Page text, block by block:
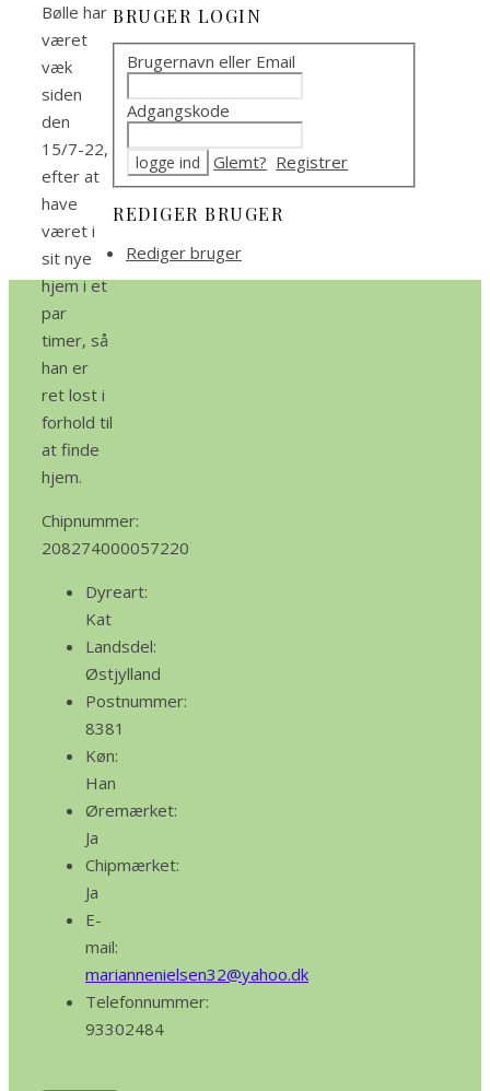
Bølle har
været
væk
siden
den
15/7-22,
efter at
have
været i
sit nye
hjem i et
par
timer, så
han er
ret lost i
forhold til
at finde
hjem.
Chipnummer:
208274000057220
Dyreart:
Kat
Landsdel:
Østjylland
Postnummer:
8381
Køn:
Han
Øremærket:
Ja
Chipmærket:
Ja
E-
mail:
mariannenielsen32@yahoo.dk
Telefonnummer:
93302484
BRUGER LOGIN
Brugernavn eller Email
Adgangskode
Glemt? Registrer
REDIGER BRUGER
Rediger bruger